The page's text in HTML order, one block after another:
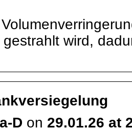
gestrahlt wird,
D on 29.01.26 at